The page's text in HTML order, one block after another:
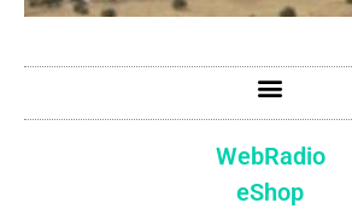
WebRadio
eShop